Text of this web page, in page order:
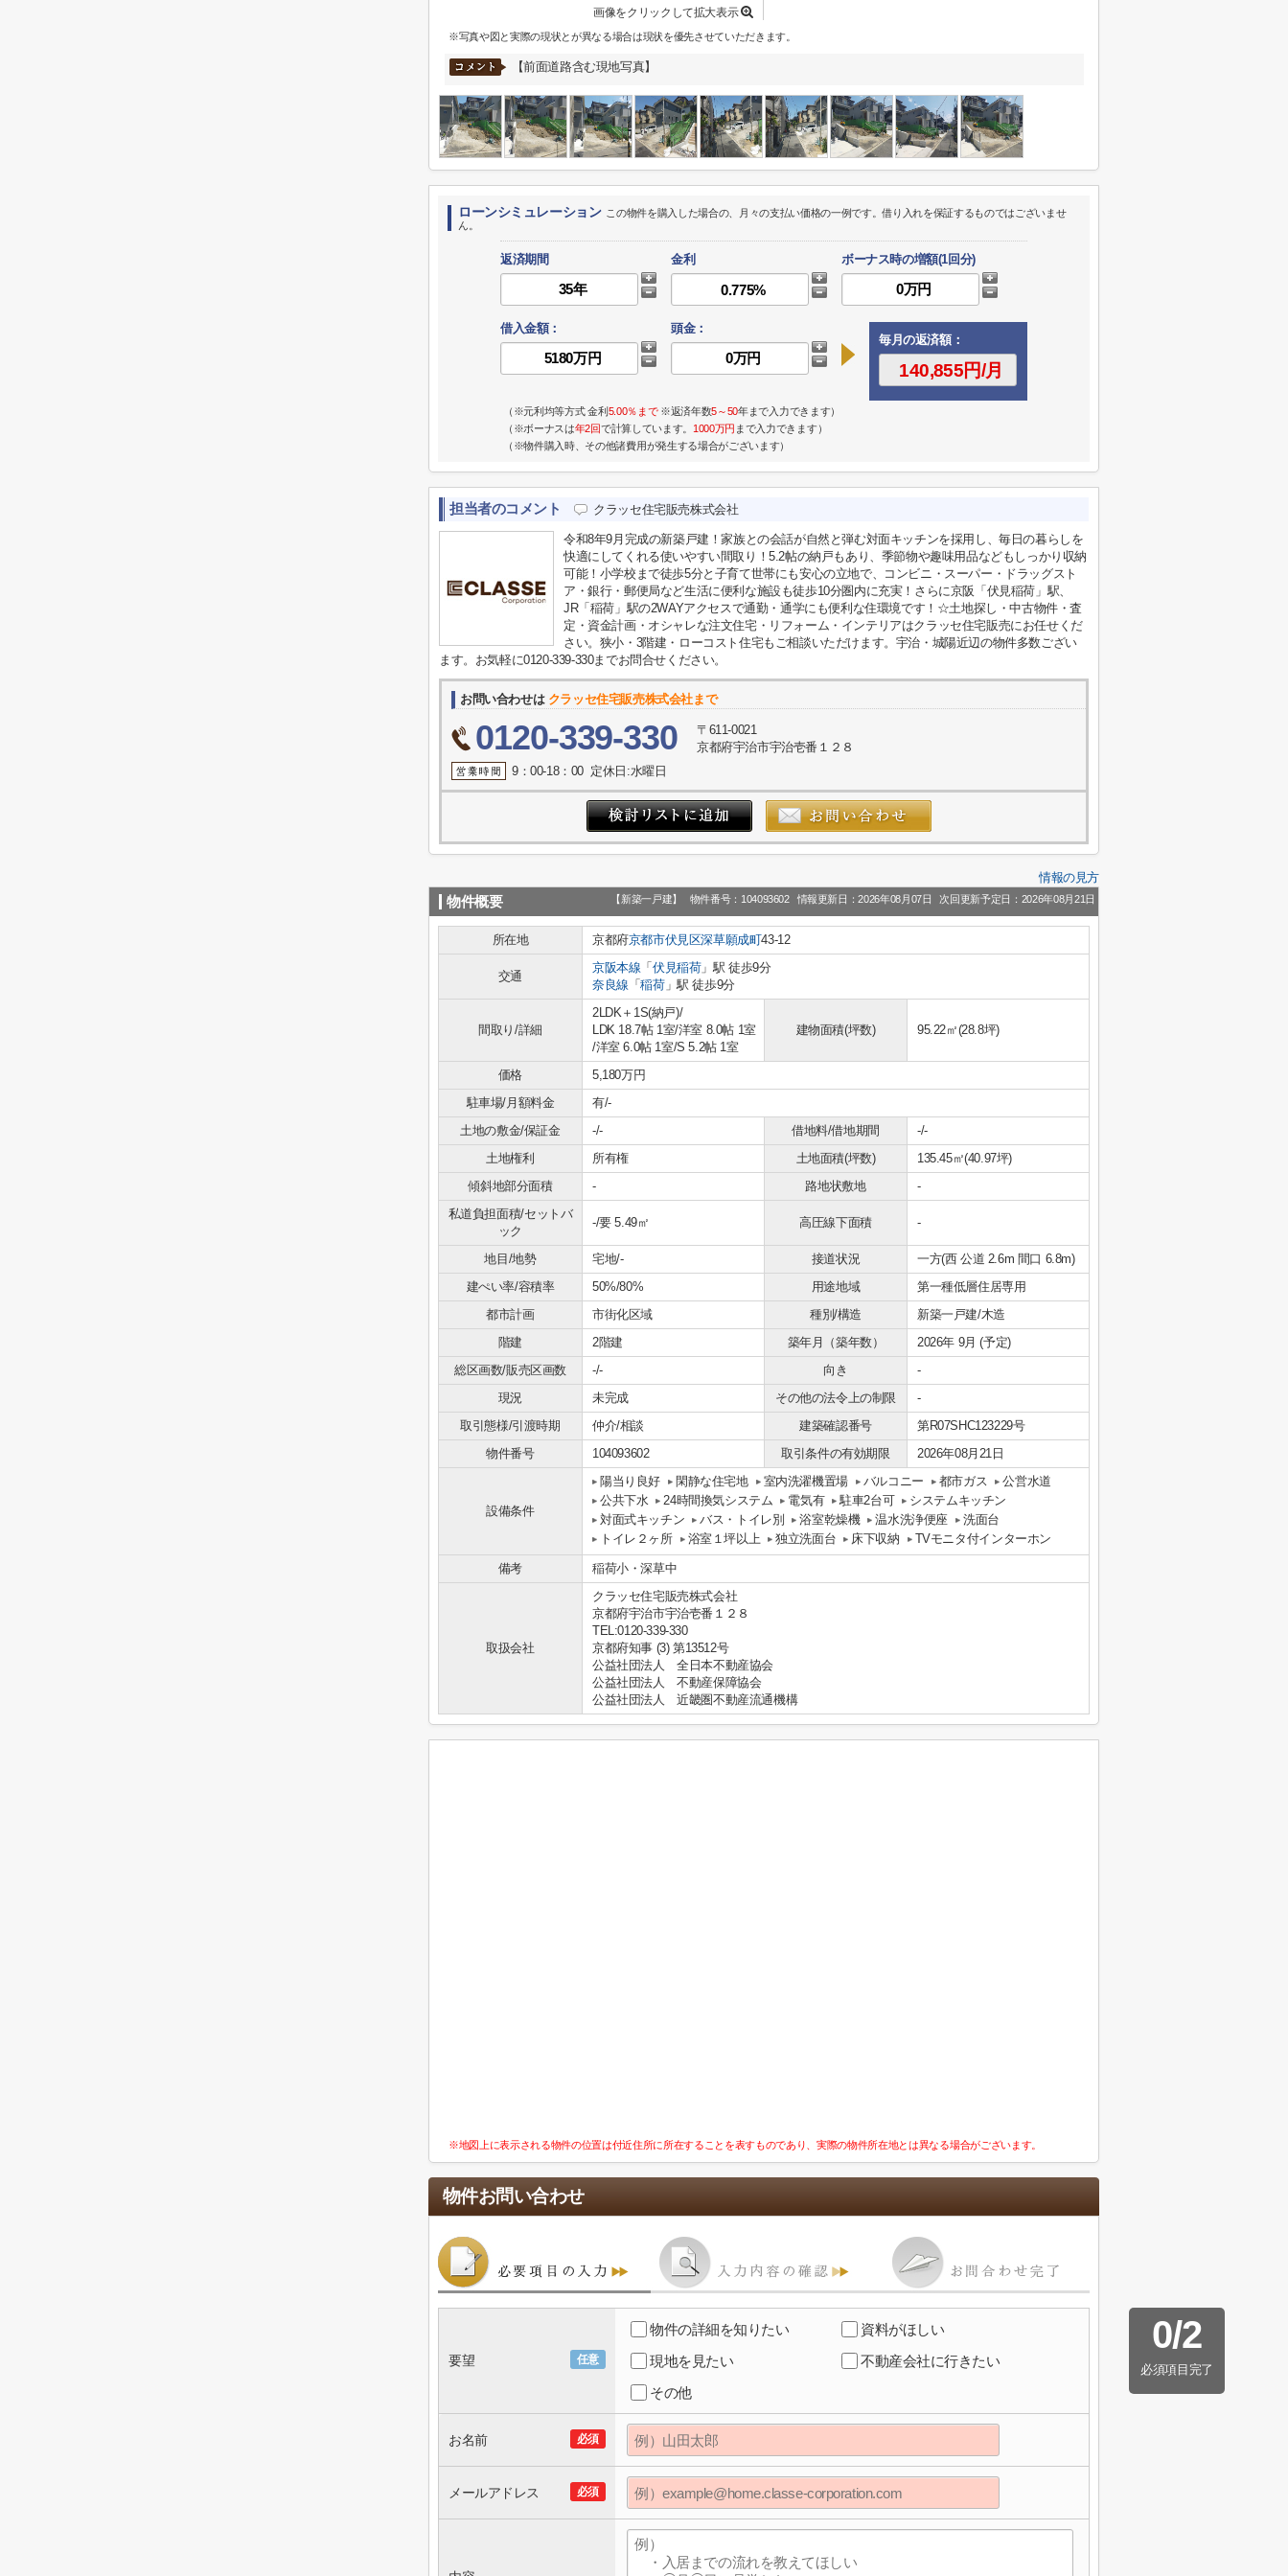
画像をクリックして拡大表示
※写真や図と実際の現状とが異なる場合は現状を優先させていただきます。
【前面道路含む現地写真】
ローンシミュレーション この物件を購入した場合の、月々の支払い価格の一例です。借り入れを保証するものではございませ
ん。
返済期間 金利 ボーナス時の増額(1回分)
借入金額：
頭金：
毎月の返済額：
（※元利均等方式 金利5.00％まで※返済年数5～50年まで入力できます）
（※ボーナスは年2回で計算しています。 1000万円 まで入力できます）
（※物件購入時、その他諸費用が発生する場合がございます）
担当者のコメント クラッセ住宅販売株式会社
令和8年9月完成の新築戸建！家族との会話が自然と弾む対面キッチンを採用し、毎日の暮らしを
快適にしてくれる使いやすい間取り！5.2帖の納戸もあり、季節物や趣味用品などもしっかり収納
可能！小学校まで徒歩5分と子育て世帯にも安心の立地で、コンビニ・スーパー・ドラッグスト
ア・銀行・郵便局など生活に便利な施設も徒歩10分圏内に充実！さらに京阪「伏見稲荷」駅、
JR「稲荷」駅の2WAYアクセスで通勤・通学にも便利な住環境です！☆土地探し・中古物件・査
定・資金計画・オシャレな注文住宅・リフォーム・インテリアはクラッセ住宅販売にお任せくだ
さい。狭小・3階建・ローコスト住宅もご相談いただけます。宇治・城陽近辺の物件多数ござい
ます。お気軽に0120-339-330までお問合せください。
お問い合わせは クラッセ住宅販売株式会社まで
0120-339-330
〒611-0021
京都府宇治市宇治壱番１２８
9：00-18：00 定休日:水曜日
情報の見方
物件概要 【新築一戸建】 物件番号：104093602 情報更新日：2026年08月07日 次回更新予定日：2026年08月21日
所在地 京都府京都市伏見区深草願成町43-12
交通
京阪本線 「伏見稲荷」駅 徒歩9分
奈良線 「稲荷」駅 徒歩9分
間取り/詳細
2LDK＋1S(納戸)/
LDK 18.7帖 1室/洋室 8.0帖 1室
/洋室 6.0帖 1室/S 5.2帖 1室
建物面積(坪数) 95.22㎡(28.8坪)
価格
5,180万円
駐車場/月額料金
有/-
土地の敷金/保証金
-/- 借地料/借地期間
-/-
土地権利
所有権 土地面積(坪数)
135.45㎡(40.97坪)
傾斜地部分面積
- 路地状敷地
-
私道負担面積/セットバ
ック
-/要 5.49㎡ 高圧線下面積 -
地目/地勢 宅地/- 接道状況
一方(西 公道 2.6m 間口 6.8m)
建ぺい率/容積率
50%/80% 用途地域
第一種低層住居専用
都市計画
市街化区域 種別/構造
新築一戸建/木造
階建
2階建 築年月（築年数）
2026年 9月 (予定)
総区画数/販売区画数
-/- 向き
-
現況
未完成 その他の法令上の制限
-
取引態様/引渡時期
仲介/相談 建築確認番号
第R07SHC123229号
物件番号
104093602 取引条件の有効期限 2026年08月21日
設備条件
陽当り良好 閑静な住宅地 室内洗濯機置場 バルコニー 都市ガス
公営水道
公共下水
24時間換気システム 電気有 駐車2台可
システムキッチン
対面式キッチン
バス・トイレ別 浴室乾燥機 温水洗浄便座
洗面台
トイレ２ヶ所
浴室１坪以上 独立洗面台 床下収納 TVモニタ付インターホン
備考 稲荷小・深草中
取扱会社
クラッセ住宅販売株式会社
京都府宇治市宇治壱番１２８
TEL:0120-339-330
京都府知事 (3) 第13512号
公益社団法人 全日本不動産協会
公益社団法人 不動産保障協会
公益社団法人 近畿圏不動産流通機構
※地図上に表示される物件の位置は付近住所に所在することを表すものであり、実際の物件所在地とは異なる場合がございます。
物件お問い合わせ
0/2
必須項目完了
任意
要望
物件の詳細を知りたい
資料がほしい
現地を見たい
不動産会社に行きたい
その他
必須
お名前
必須
メールアドレス